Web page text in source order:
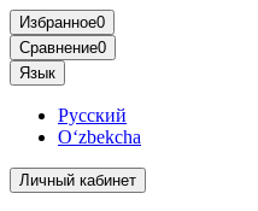
Избранное0
Сравнение0
Язык
Русский
O‘zbekcha
Личный кабинет